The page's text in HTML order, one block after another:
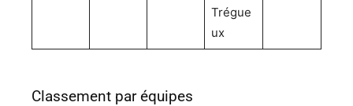
Trégue
ux
Classement par équipes